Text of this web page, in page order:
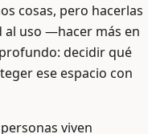
cosas, pero hacerlas
al uso —hacer más en
decidir qué
ese espacio con
viven